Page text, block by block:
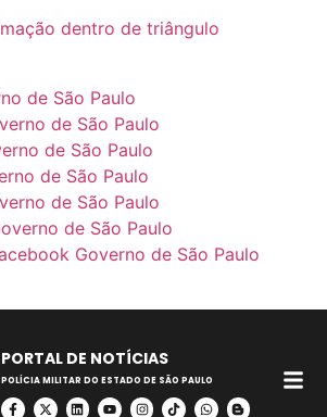
PORTAL DE NOTÍCIAS
POLÍCIA MILITAR DO ESTADO DE SÃO PAULO